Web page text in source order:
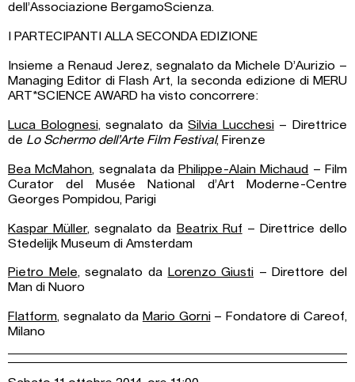
dell’Associazione BergamoScienza.
I PARTECIPANTI ALLA SECONDA EDIZIONE
Insieme a Renaud Jerez, segnalato da Michele D’Aurizio –
Managing Editor di Flash Art, la seconda edizione di MERU
ART*SCIENCE AWARD ha visto concorrere:
Luca Bolognesi, segnalato daSilvia Lucchesi– Direttrice
de Lo Schermo dell’Arte Film Festival, Firenze
Bea McMahon, segnalata da Philippe-Alain Michaud – Film
Curator del Musée National d’Art Moderne-Centre
Georges Pompidou, Parigi
Kaspar Müller, segnalato da Beatrix Ruf – Direttrice dello
Stedelijk Museum di Amsterdam
Pietro Mele, segnalato da Lorenzo Giusti – Direttore del
Man di Nuoro
Flatform, segnalato da Mario Gorni– Fondatore di Careof,
Milano